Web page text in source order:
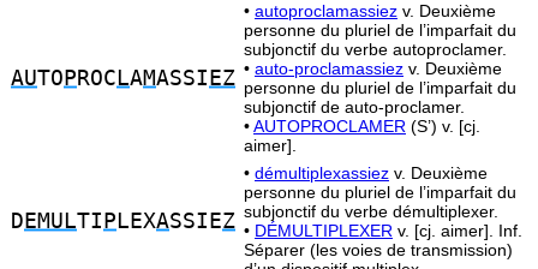
AUTO P ROC LAMASSI EZ
• autoproclamassiez v. Deuxième
personne du pluriel de l’imparfait du
subjonctif du verbe autoproclamer.
• auto-proclamassiez v. Deuxième
personne du pluriel de l’imparfait du
subjonctif de auto-proclamer.
•AUTOPROCLAMER (S’) v. [cj.
aimer].
D EMULTI P LEXASSIEZ
• démultiplexassiez v. Deuxième
personne du pluriel de l’imparfait du
subjonctif du verbe démultiplexer.
• DÉMULTIPLEXER v. [cj. aimer]. Inf.
Séparer (les voies de transmission)